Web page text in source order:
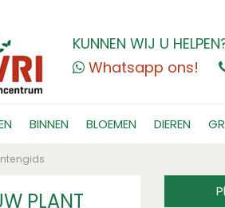
KUNNEN WIJ U
Whatsapp ons!
BINNEN BLOEMEN DIEREN
PLANT